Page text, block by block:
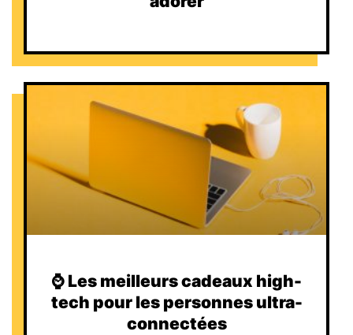
⌚️ Les meilleurs cadeaux high-
tech pour les personnes ultra-
connectées